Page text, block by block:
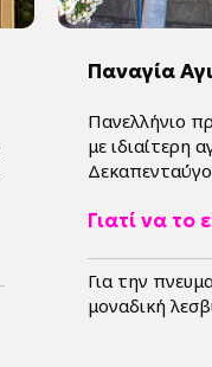
Παναγία
Πανελλήνιο
με ιδιαίτερη
Γιατί να το
Για την
μοναδική